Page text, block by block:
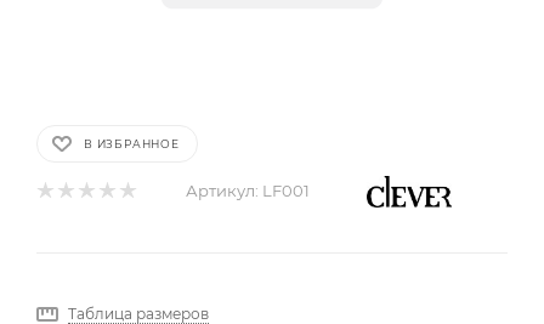
В ИЗБРАННОЕ
Артикул: LF001
Таблица размеров